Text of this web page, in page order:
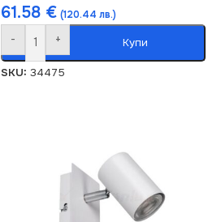
61.58 € (120.44 лв.)
- + Купи
SKU:34475